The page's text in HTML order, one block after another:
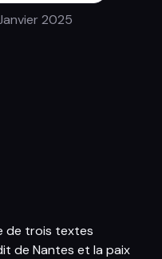
2025
de trois textes
de Nantes et la paix